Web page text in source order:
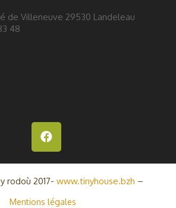
de Villeneuve 29530 Landeleau
48
rodoù 2017- www.tinyhouse.bzh –
Mentions légales